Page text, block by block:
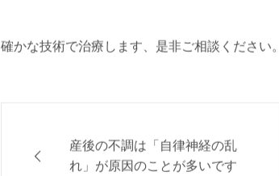
確かな技術で治療します、是非ご相談ください。
産後の不調は「自律神経の乱
れ」が原因のことが多いです